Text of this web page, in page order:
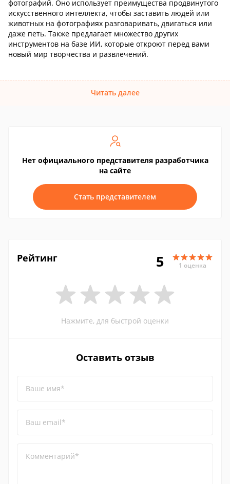
фотографий. Оно использует преимущества продвинутого
искусственного интеллекта, чтобы заставить людей или
животных на фотографиях разговаривать, двигаться или
даже петь. Также предлагает множество других
инструментов на базе ИИ, которые откроют перед вами
новый мир творчества и развлечений.
Читать далее
Нет официального представителя разработчика
на сайте
Стать представителем
Рейтинг 5 1 оценка
Нажмите, для быстрой оценки
Оставить отзыв
Ваше имя*
Ваш email*
Комментарий*